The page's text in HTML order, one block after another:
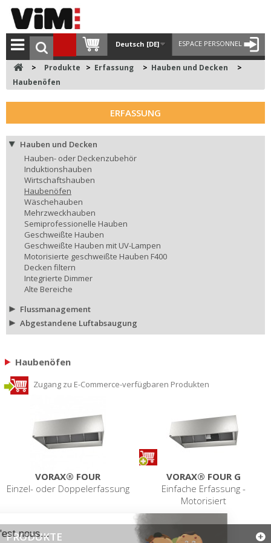
ESPACE PERSONNEL
Deutsch [DE]
> Produkte > Erfassung > Hauben und Decken
>
Haubenöfen
ERFASSUNG
Hauben und Decken
Hauben- oder Deckenzubehör
Induktionshauben
Wirtschaftshauben
Haubenöfen
Wäschehauben
Mehrzweckhauben
Semiprofessionelle Hauben
Geschweißte Hauben
Geschweißte Hauben mit UV-Lampen
Motorisierte geschweißte Hauben F400
Decken filtern
Integrierte Dimmer
Alte Bereiche
Flussmanagement
Abgestandene Luftabsaugung
Haubenöfen
Zugang zu E-Commerce-verfügbaren Produkten
VORAX® FOUR
Einzel- oder Doppelerfassung
VORAX® FOUR G
Einfache Erfassung -
Motorisiert
PRODUKTE